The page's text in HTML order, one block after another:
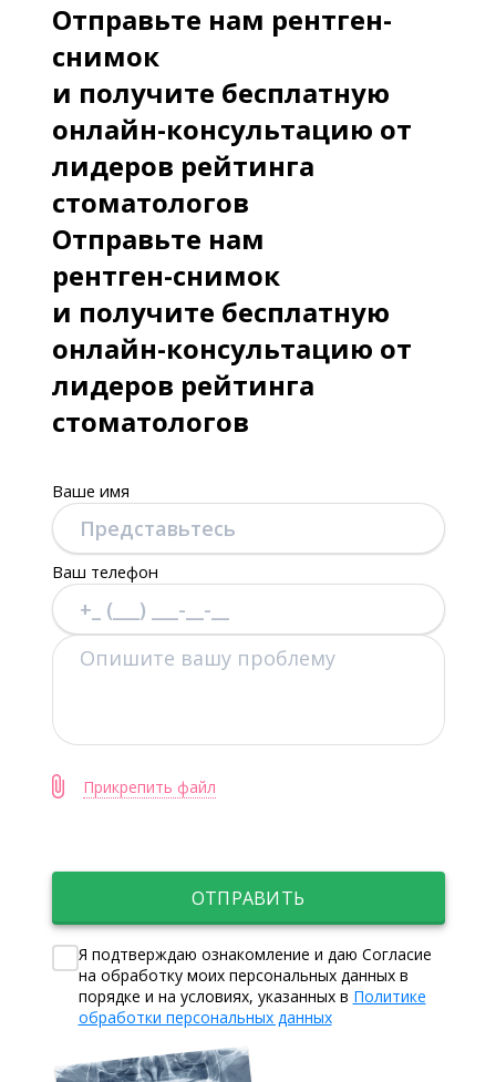
Отправьте нам рентген-
снимок
и получите бесплатную
онлайн-консультацию от
лидеров рейтинга
стоматологов
Отправьте нам
рентген-снимок
и получите бесплатную
онлайн-консультацию от
лидеров рейтинга
стоматологов
Ваше имя
Ваш телефон
Прикрепить файл
ОТПРАВИТЬ
Я подтверждаю ознакомление и даю Согласие
на обработку моих персональных данных в
порядке и на условиях, указанных в Политике
обработки персональных данных